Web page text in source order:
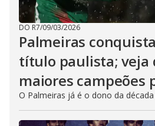
DO R7/09/03/2026
Palmeiras
título paulista; veja
maiores campeões
O Palmeiras já é o dono da